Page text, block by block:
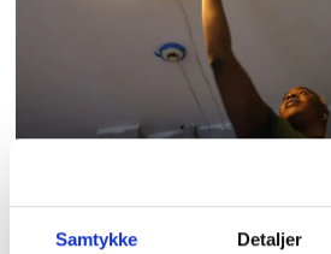
Samtykke Detaljer
viser nokre av dei
vi gjer i Oslo
tiltaka fungerer kvar
nokre verkar saman,
ulike roller for
unge.
UVISS:Jospehine Obasogie